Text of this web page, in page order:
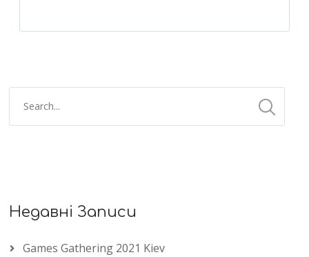
Недавні Записи
Games Gathering 2021 Kiev